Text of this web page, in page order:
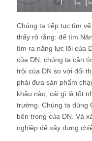
Chúng ta tiếp tục tìm
thấy rõ rằng: để tìm
tìm ra năng lực lõi của
của DN, chúng ta cần
trội của DN so với đối
phải đưa sản phẩm
khâu nào, cái gì là tốt
trường. Chúng ta dùng
bên trong của DN. Và
nghiệp để xây dựng